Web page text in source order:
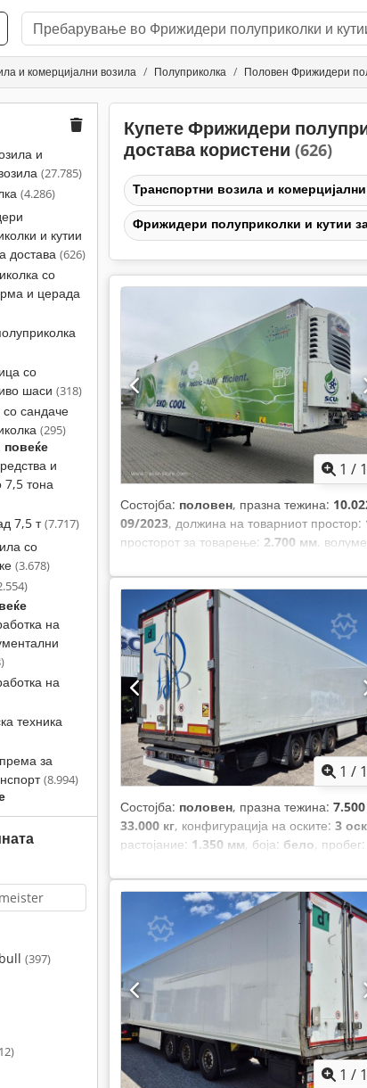
и комерцијални возила Полуприколка Половен Фрижидери
и
(27.785)
(4.286)
и кутии
достава (626)
со
и церада
со
шаси (318)
сандаче
(295)
и
7,5 тона
7,5 т(7.717)
со
(3.678)
на
на
техника
за
(8.994)
(397)
Купете Фрижидери
достава користени (626)
Транспортни возила и
Фрижидери полуприколки и кутии
1 /
Состојба: половен, празна тежина:
09/2023, должина на товарниот простор:
просторот за товарење: 2.700 мм,
ABS,
1 /
Состојба: половен, празна тежина: 7.500
33.000 кг, конфигурација на оските: 3
растојание: 1.350 мм, боја: бело, пробег:
1 /